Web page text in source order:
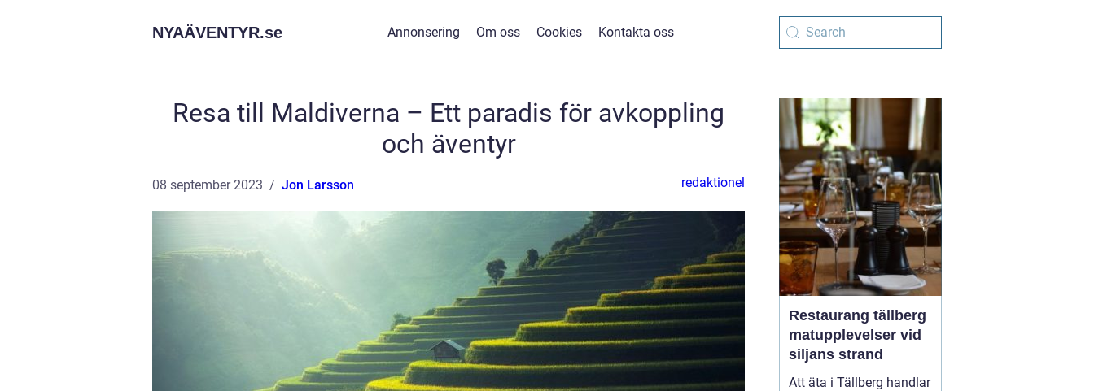
NYAÄVENTYR.se Annonsering Om oss Cookies Kontakta oss
Resa till Maldiverna – Ett paradis för avkoppling
och äventyr
08 september 2023 Jon Larsson redaktionel
Restaurang tällberg
matupplevelser vid
siljans strand
Att äta i Tällberg handlar